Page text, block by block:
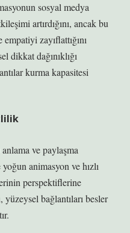
sosyal medya
artırdığını, ancak bu
zayıflattığını
dikkat dağınıklığı
kurma kapasitesi
anlama ve paylaşma
animasyon ve hızlı
perspektiflerine
bağlantıları besler